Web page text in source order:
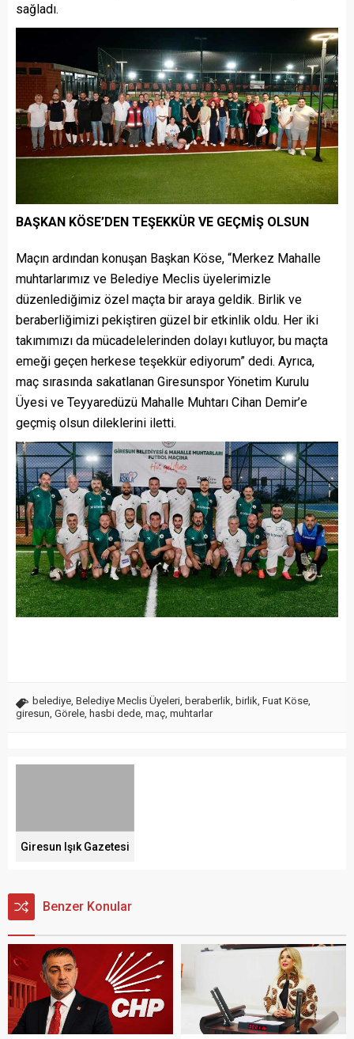
sağladı.
BAŞKAN KÖSE’DEN TEŞEKKÜR VE GEÇMİŞ OLSUN
Maçın ardından konuşan Başkan Köse, “Merkez Mahalle
muhtarlarımız ve Belediye Meclis üyelerimizle
düzenlediğimiz özel maçta bir araya geldik. Birlik ve
beraberliğimizi pekiştiren güzel bir etkinlik oldu. Her iki
takımımızı da mücadelelerinden dolayı kutluyor, bu maçta
emeği geçen herkese teşekkür ediyorum” dedi. Ayrıca,
maç sırasında sakatlanan Giresunspor Yönetim Kurulu
Üyesi ve Teyyaredüzü Mahalle Muhtarı Cihan Demir’e
geçmiş olsun dileklerini iletti.
belediye, Belediye Meclis Üyeleri, beraberlik, birlik, Fuat Köse,
giresun, Görele, hasbi dede, maç, muhtarlar
Giresun Işık Gazetesi
Benzer Konular